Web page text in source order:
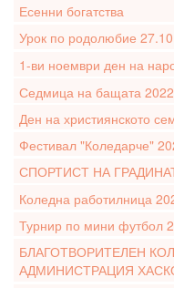
Есенни богатства
Урок по родолюбие
1-ви ноември ден на
Седмица на бащата 2022
Ден на християнското
Фестивал "Коледарче"
СПОРТИСТ НА
Коледна работилница
Турнир по мини футбол
БЛАГОТВОРИТЕЛЕН
АДМИНИСТРАЦИЯ